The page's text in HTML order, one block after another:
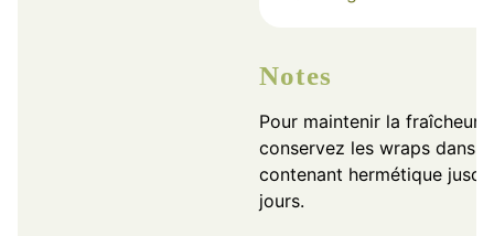
Notes
Pour maintenir la fraîcheur,
conservez les wraps dans
contenant hermétique
jours.